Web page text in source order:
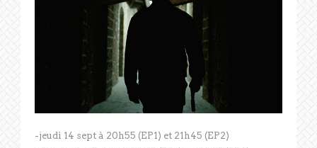
-jeudi 14 sept à 20h55 (EP1) et 21h45 (EP2)